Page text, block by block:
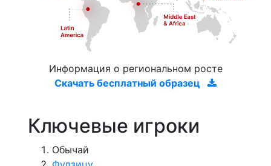
Информация о региональном росте
Скачать бесплатный образец
Ключевые игроки
Обычай